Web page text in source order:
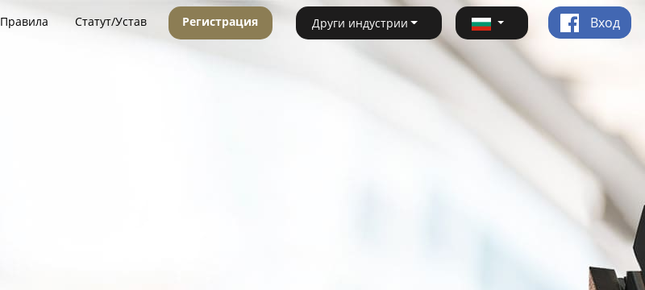
Правила Статут/Устав Регистрация Други индустрии Вход